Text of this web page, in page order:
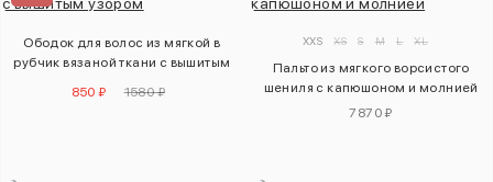
Ободок для волос из мягкой в
рубчик вязаной ткани с вышитым
850 ₽ 1580 ₽
XXS XS S M L XL
Пальто из мягкого ворсистого
шениля с капюшоном и молнией
7870 ₽